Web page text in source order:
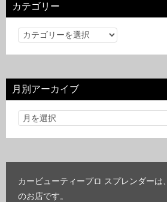
カテゴリー
カ
リ
ー
月別アーカイブ
カービューティープロ スプレンダーは、
のお店です。